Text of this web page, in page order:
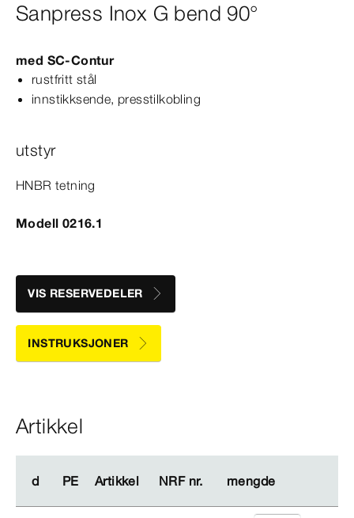
Sanpress Inox G bend 90°
med SC‑Contur
rustfritt stål
innstikksende, presstilkobling
utstyr
HNBR tetning
Modell 0216.1
VIS RESERVEDELER
INSTRUKSJONER
Artikkel
d PE Artikkel NRF nr. mengde
d PE Artikkel NRF nr. mengde